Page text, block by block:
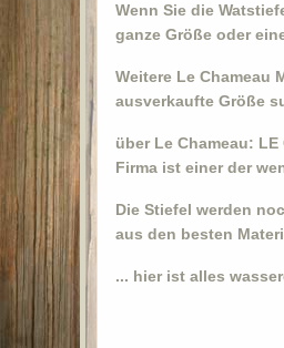
Wenn Sie die
ganze Größe oder
Weitere Le Chameau
ausverkaufte Größe
über Le Chameau: LE
Firma ist einer der
Die Stiefel werden
aus den besten
... hier ist alles